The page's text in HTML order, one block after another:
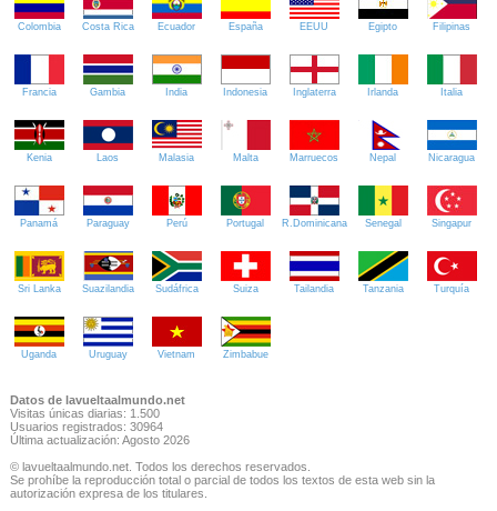
Colombia Costa Rica Ecuador España EEUU Egipto Filipinas
Francia Gambia India Indonesia Inglaterra Irlanda Italia
Kenia Laos Malasia Malta Marruecos Nepal Nicaragua
Panamá Paraguay Perú Portugal R.Dominicana Senegal Singapur
Sri Lanka Suazilandia Sudáfrica Suiza Tailandia Tanzania Turquía
Uganda Uruguay Vietnam Zimbabue
Datos de lavueltaalmundo.net
Visitas únicas diarias: 1.500
Usuarios registrados: 30964
Última actualización: Agosto 2026
© lavueltaalmundo.net. Todos los derechos reservados.
Se prohíbe la reproducción total o parcial de todos los textos de esta web sin la
autorización expresa de los titulares.